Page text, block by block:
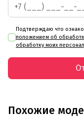
Подтверждаю что
положением об
обработку моих
Похожие